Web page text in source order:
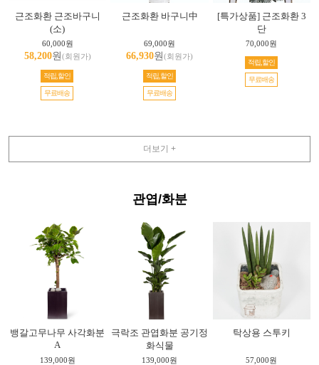
근조화환 근조바구니
(소)
60,000원
58,200원(회원가)
적립,할인
무료배송
근조화환 바구니中
69,000원
66,930원(회원가)
적립,할인
무료배송
[특가상품] 근조화환 3
단
70,000원
적립,할인
무료배송
더보기 +
관엽/화분
뱅갈고무나무 사각화분
A
139,000원
극락조 관엽화분 공기정
화식물
139,000원
탁상용 스투키
57,000원